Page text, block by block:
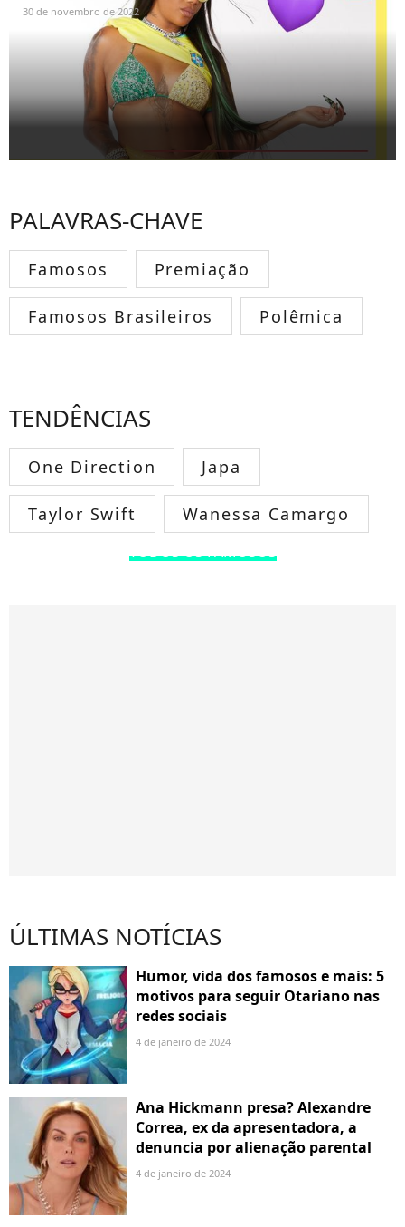
30 de novembro de 2022
PALAVRAS-CHAVE
Famosos Premiação
Famosos Brasileiros Polêmica
TENDÊNCIAS
One Direction Japa
Taylor Swift Wanessa Camargo
TODOS OS FAMOSOS
ÚLTIMAS NOTÍCIAS
Humor, vida dos famosos e mais: 5
motivos para seguir Otariano nas
redes sociais
4 de janeiro de 2024
Ana Hickmann presa? Alexandre
Correa, ex da apresentadora, a
denuncia por alienação parental
4 de janeiro de 2024